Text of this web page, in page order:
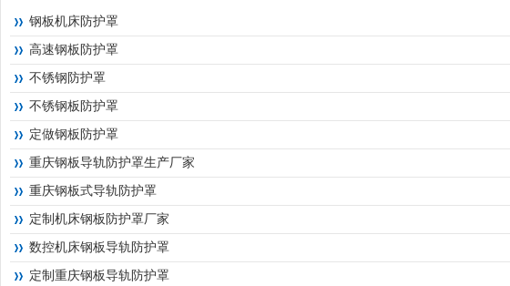
钢板机床防护罩
高速钢板防护罩
不锈钢防护罩
不锈钢板防护罩
定做钢板防护罩
重庆钢板导轨防护罩生产厂家
重庆钢板式导轨防护罩
定制机床钢板防护罩厂家
数控机床钢板导轨防护罩
定制重庆钢板导轨防护罩